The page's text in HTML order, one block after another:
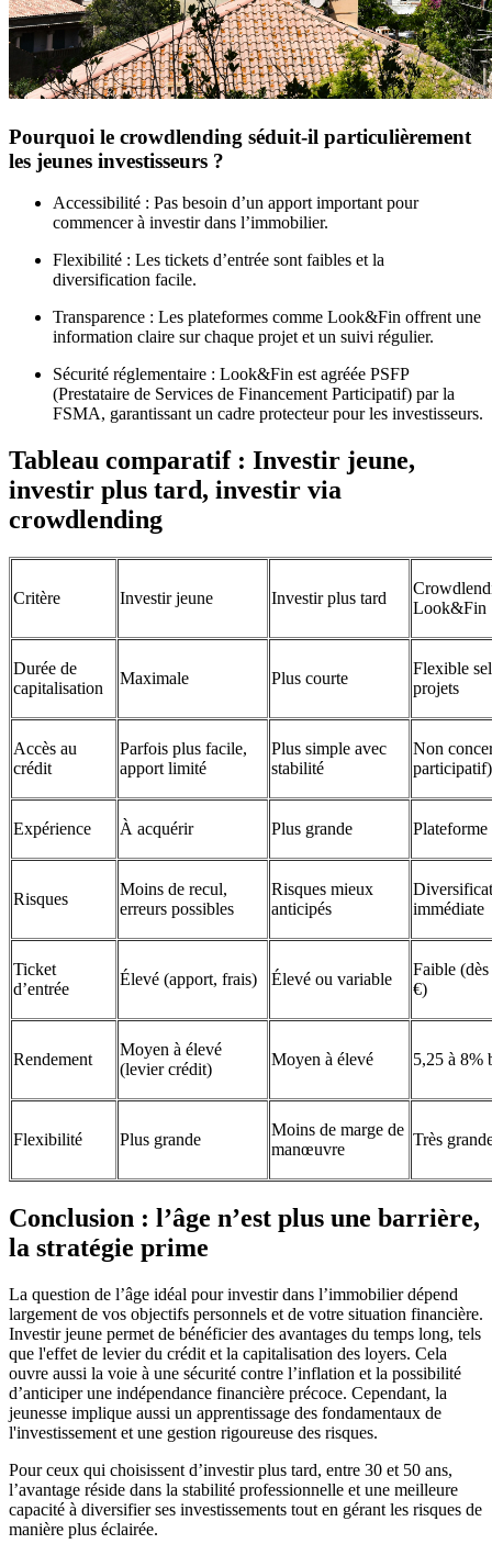
Pourquoi le crowdlending séduit-il particulièrement
les jeunes investisseurs ?
Accessibilité : Pas besoin d’un apport important pour
commencer à investir dans l’immobilier.
Flexibilité : Les tickets d’entrée sont faibles et la
diversification facile.
Transparence : Les plateformes comme Look&Fin offrent une
information claire sur chaque projet et un suivi régulier.
Sécurité réglementaire : Look&Fin est agréée PSFP
(Prestataire de Services de Financement Participatif) par la
FSMA, garantissant un cadre protecteur pour les investisseurs.
Tableau comparatif : Investir jeune,
investir plus tard, investir via
crowdlending
Critère Investir jeune Investir plus tard
Look&Fin
Durée de
capitalisation
Maximale Plus courte
Flexible
projets
Accès au
crédit
Parfois plus facile,
apport limité
Plus simple avec
stabilité
Non
participatif)
Expérience À acquérir Plus grande Plateforme
Risques
Moins de recul,
erreurs possibles
Risques mieux
anticipés
immédiate
Ticket
d’entrée
Élevé (apport, frais) Élevé ou variable
Faible
€)
Rendement
Moyen à élevé
(levier crédit)
Moyen à élevé 5,25 à 8%
Flexibilité Plus grande
Moins de marge de
manœuvre
Très
Conclusion : l’âge n’est plus une barrière,
la stratégie prime
La question de l’âge idéal pour investir dans l’immobilier dépend
largement de vos objectifs personnels et de votre situation financière.
Investir jeune permet de bénéficier des avantages du temps long, tels
que l'effet de levier du crédit et la capitalisation des loyers. Cela
ouvre aussi la voie à une sécurité contre l’inflation et la possibilité
d’anticiper une indépendance financière précoce. Cependant, la
jeunesse implique aussi un apprentissage des fondamentaux de
l'investissement et une gestion rigoureuse des risques.
Pour ceux qui choisissent d’investir plus tard, entre 30 et 50 ans,
l’avantage réside dans la stabilité professionnelle et une meilleure
capacité à diversifier ses investissements tout en gérant les risques de
manière plus éclairée.